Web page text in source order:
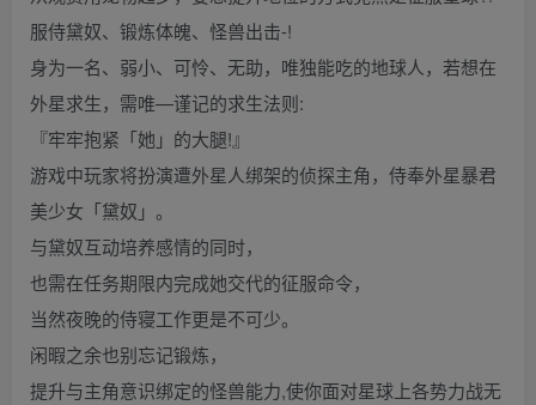
服侍黛奴、锻炼体魄、怪兽出击-!
身为一名、弱小、可怜、无助，唯独能吃的地球人，若想在
外星求生，需唯—谨记的求生法则:
『牢牢抱紧「她」的大腿!』
游戏中玩家将扮演遭外星人绑架的侦探主角，侍奉外星暴君
美少女「黛奴」。
与黛奴互动培养感情的同时，
也需在任务期限内完成她交代的征服命令，
当然夜晚的侍寝工作更是不可少。
闲暇之余也别忘记锻炼，
提升与主角意识绑定的怪兽能力,使你面对星球上各势力战无